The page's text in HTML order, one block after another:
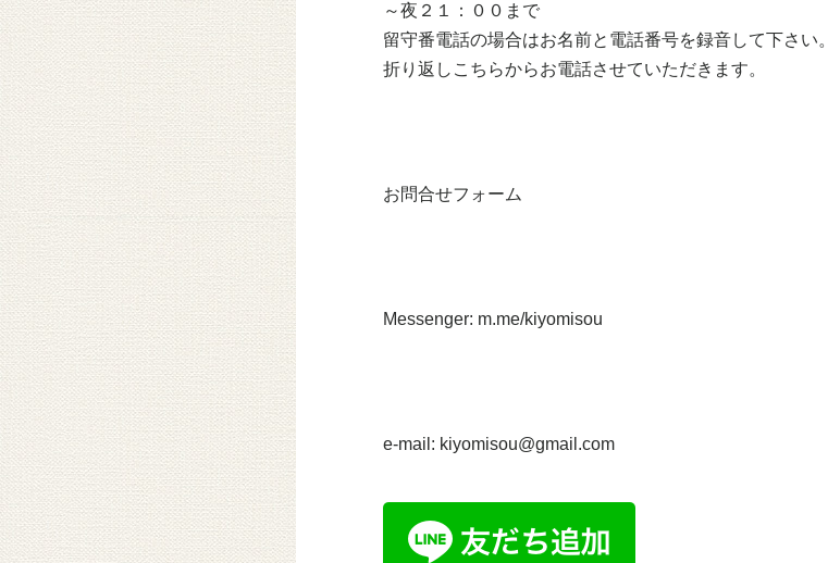
～夜２１：００まで
留守番電話の場合はお名前と電話番号を録音して下さい。
折り返しこちらからお電話させていただきます。
お問合せフォーム
Messenger: m.me/kiyomisou
e-mail: kiyomisou@gmail.com